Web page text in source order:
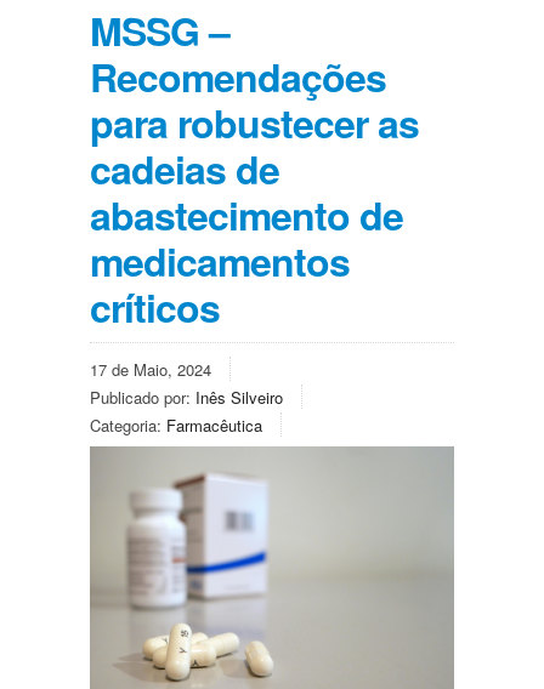
MSSG –
Recomendações
para robustecer as
cadeias de
abastecimento de
medicamentos
críticos
17 de Maio, 2024
Publicado por: Inês Silveiro
Categoria: Farmacêutica